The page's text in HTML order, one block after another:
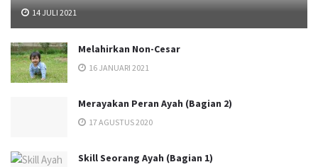
14 JULI 2021
Melahirkan Non-Cesar
16 JANUARI 2021
Merayakan Peran Ayah (Bagian 2)
17 AGUSTUS 2020
Skill Seorang Ayah (Bagian 1)